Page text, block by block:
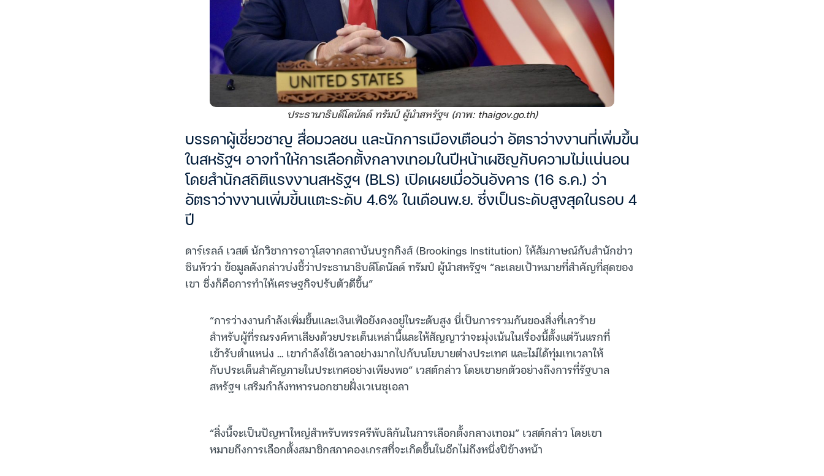
ประธานาธิบดีโดนัลด์ ทรัมป์ ผู้นำสหรัฐฯ (ภาพ: thaigov.go.th)
บรรดาผู้เชี่ยวชาญ สื่อมวลชน และนักการเมืองเตือนว่า อัตราว่างงานที่เพิ่มขึ้น
ในสหรัฐฯ อาจทำให้การเลือกตั้งกลางเทอมในปีหน้าเผชิญกับความไม่แน่นอน
โดยสำนักสถิติแรงงานสหรัฐฯ (BLS) เปิดเผยเมื่อวันอังคาร (16 ธ.ค.) ว่า
อัตราว่างงานเพิ่มขึ้นแตะระดับ 4.6% ในเดือนพ.ย. ซึ่งเป็นระดับสูงสุดในรอบ 4
ปี
ดาร์เรลล์ เวสต์ นักวิชาการอาวุโสจากสถาบันบรูกกิงส์ (Brookings Institution) ให้สัมภาษณ์กับสำนักข่าว
ซินหัวว่า ข้อมูลดังกล่าวบ่งชี้ว่าประธานาธิบดีโดนัลด์ ทรัมป์ ผู้นำสหรัฐฯ “ละเลยเป้าหมายที่สำคัญที่สุดของ
เขา ซึ่งก็คือการทำให้เศรษฐกิจปรับตัวดีขึ้น”
“การว่างงานกำลังเพิ่มขึ้นและเงินเฟ้อยังคงอยู่ในระดับสูง นี่เป็นการรวมกันของสิ่งที่เลวร้าย
สำหรับผู้ที่รณรงค์หาเสียงด้วยประเด็นเหล่านี้และให้สัญญาว่าจะมุ่งเน้นในเรื่องนี้ตั้งแต่วันแรกที่
เข้ารับตำแหน่ง … เขากำลังใช้เวลาอย่างมากไปกับนโยบายต่างประเทศ และไม่ได้ทุ่มเทเวลาให้
กับประเด็นสำคัญภายในประเทศอย่างเพียงพอ” เวสต์กล่าว โดยเขายกตัวอย่างถึงการที่รัฐบาล
สหรัฐฯ เสริมกำลังทหารนอกชายฝั่งเวเนซุเอลา
“สิ่งนี้จะเป็นปัญหาใหญ่สำหรับพรรครีพับลิกันในการเลือกตั้งกลางเทอม” เวสต์กล่าว โดยเขา
หมายถึงการเลือกตั้งสมาชิกสภาคองเกรสที่จะเกิดขึ้นในอีกไม่ถึงหนึ่งปีข้างหน้า